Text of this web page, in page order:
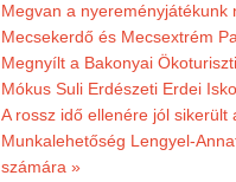
Megvan a nyereményjátékunk
Mecsekerdő és Mecsextrém
Megnyílt a Bakonyai
Mókus Suli Erdészeti Erdei
A rossz idő ellenére jól sikerült
Munkalehetőség Lengyel-
számára »